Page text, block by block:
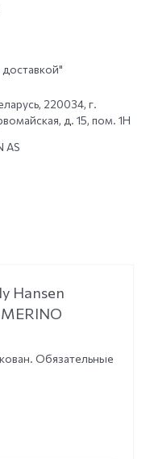
220034, г.
д. 15, пом. 1Н
AS
Hansen
Обязательные